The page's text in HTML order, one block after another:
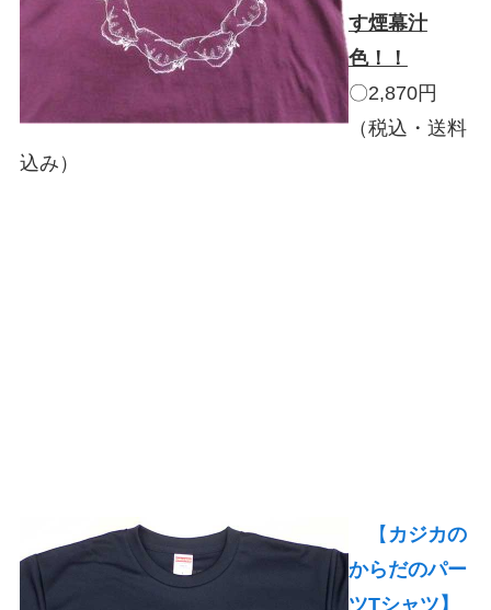
す煙幕汁
色！！
〇2,870円
（税込・送料
込み）
【 カジカの
からだのパー
ツTシャツ】